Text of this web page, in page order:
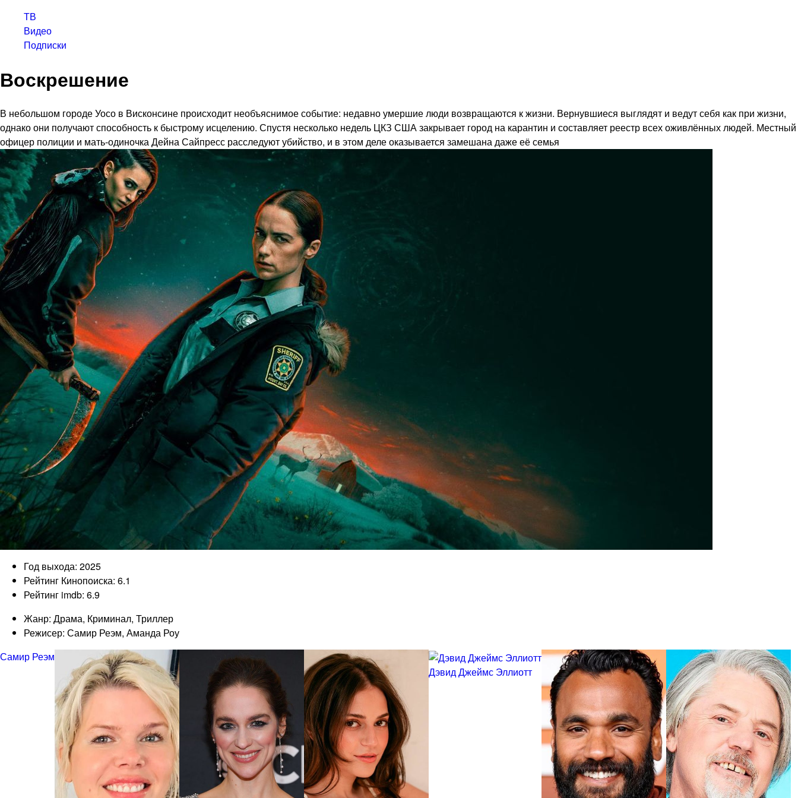
ТВ
Видео
Подписки
Воскрешение
В небольшом городе Уосо в Висконсине происходит необъяснимое событие: недавно умершие люди возвращаются к жизни. Вернувшиеся выглядят и ведут себя как при жизни,
однако они получают способность к быстрому исцелению. Спустя несколько недель ЦКЗ США закрывает город на карантин и составляет реестр всех оживлённых людей. Местный
офицер полиции и мать-одиночка Дейна Сайпресс расследуют убийство, и в этом деле оказывается замешана даже её семья
Год выхода: 2025
Рейтинг Кинопоиска: 6.1
Рейтинг imdb: 6.9
Жанр: Драма, Криминал, Триллер
Режисер: Самир Реэм, Аманда Роу
Самир Реэм
Дэвид Джеймс Эллиотт